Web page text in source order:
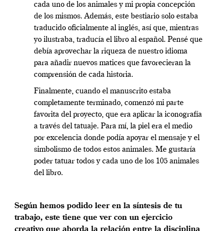
cada uno de los animales y mi propia concepción
de los mismos. Además, este bestiario solo estaba
traducido oficialmente al inglés, así que, mientras
yo ilustraba, traducía el libro al español. Pensé que
debía aprovechar la riqueza de nuestro idioma
para añadir nuevos matices que favorecieran la
comprensión de cada historia.
Finalmente, cuando el manuscrito estaba
completamente terminado, comenzó mi parte
favorita del proyecto, que era aplicar la iconografía
a través del tatuaje. Para mí, la piel era el medio
por excelencia donde podía apoyar el mensaje y el
simbolismo de todos estos animales. Me gustaría
poder tatuar todos y cada uno de los 105 animales
del libro.
Según hemos podido leer en la síntesis de tu
trabajo, este tiene que ver con un ejercicio
creativo que aborda la relación entre la disciplina